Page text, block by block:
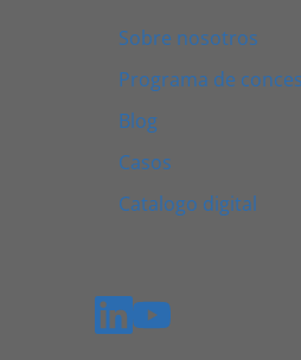
Sobre nosotros
Programa de
Blog
Casos
Catalogo digital